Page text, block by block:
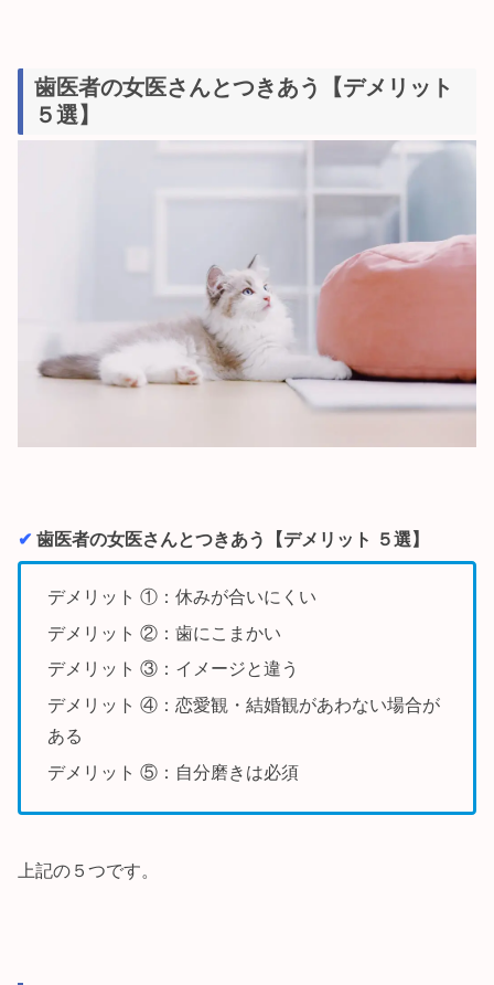
歯医者の女医さんとつきあう【デメリット
５選】
✔︎ 歯医者の女医さんとつきあう【デメリット ５選】
デメリット ①：休みが合いにくい
デメリット ②：歯にこまかい
デメリット ③：イメージと違う
デメリット ④：恋愛観・結婚観があわない場合が
ある
デメリット ⑤：自分磨きは必須
上記の５つです。